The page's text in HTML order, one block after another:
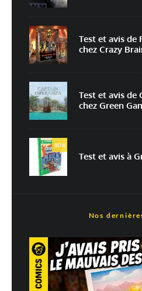
mon prochain commentaire.
Prévenez-moi de tous les nouveaux
Prévenez-moi de tous les nouveaux articles
traitées
Test et avis de
chez Crazy
Test et avis de
chez Green
80%
Test et avis à
Nos